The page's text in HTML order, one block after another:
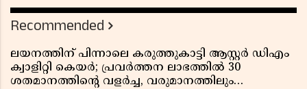
Recommended
ലയനത്തിന് പിന്നാലെ കരുത്തുകാട്ടി ആസ്റ്റർ ഡിഎം
ക്വാളിറ്റി കെയർ; പ്രവർത്തന ലാഭത്തിൽ 30
ശതമാനത്തിൻ്റെ വളർച്ച, വരുമാനത്തിലും